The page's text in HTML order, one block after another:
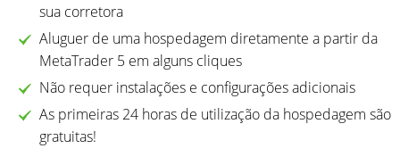
sua corretora
Aluguer de uma hospedagem diretamente a partir da
MetaTrader 5 em alguns cliques
Não requer instalações e configurações adicionais
As primeiras 24 horas de utilização da hospedagem são
gratuitas!